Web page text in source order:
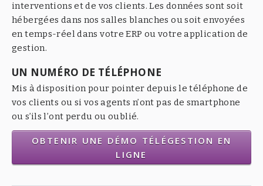
interventions et de vos clients. Les données sont soit
hébergées dans nos salles blanches ou soit envoyées
en temps-réel dans votre ERP ou votre application de
gestion.
UN NUMÉRO DE TÉLÉPHONE
Mis à disposition pour pointer depuis le téléphone de
vos clients ou si vos agents n’ont pas de smartphone
ou s’ils l’ont perdu ou oublié.
OBTENIR UNE DÉMO TÉLÉGESTION EN
LIGNE